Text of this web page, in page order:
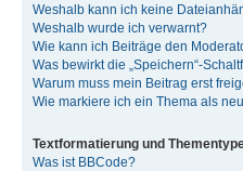
Weshalb kann ich keine
Weshalb wurde ich verwarnt?
Wie kann ich Beiträge den
Was bewirkt die „Speichern“-
Warum muss mein Beitrag erst
Wie markiere ich ein Thema als
Textformatierung und
Was ist BBCode?